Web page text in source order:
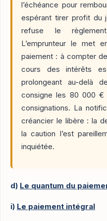
l’échéance pour
espérant tirer profit du
refuse le
L’emprunteur le met
paiement : à compter
cours des intérêts
prolongeant au-delà
consigne les 80 000
consignations. La
créancier le libère : la
la caution l’est
inquiétée.
d) Le quantum du
i) Le paiement intégral